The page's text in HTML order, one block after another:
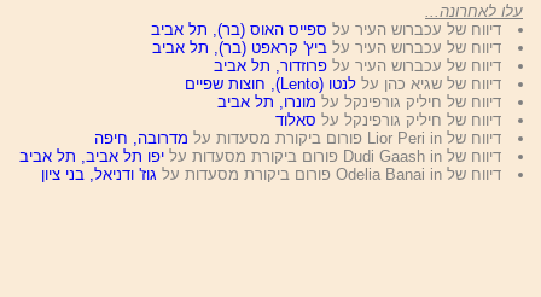
עלו לאחרונה...
דיווח של עכברוש העיר על ספייס האוס (בר), תל אביב
דיווח של עכברוש העיר על ביץ' קראפט (בר), תל אביב
דיווח של עכברוש העיר עלפרוזדור, תל אביב
דיווח של שגיא כהן עללנטו (Lento), חוצות שפיים
דיווח של חיליק גורפינקל על מונרו, תל אביב
דיווח של חיליק גורפינקל על סאלוד
דיווח של Lior Peri in פורום ביקורת מסעדות על
מדרובה, חיפה
דיווח של Dudi Gaash in פורום ביקורת מסעדות על
יפו תל אביב, תל אביב
דיווח של Odelia Banai in פורום ביקורת מסעדות על
גוז' ודניאל, בני ציון